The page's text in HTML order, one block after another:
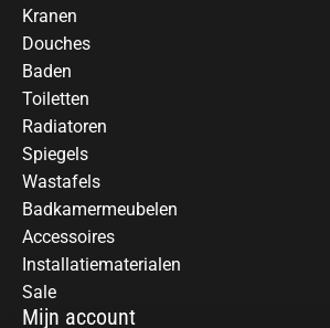
Kranen
Douches
Baden
Toiletten
Radiatoren
Spiegels
Wastafels
Badkamermeubelen
Accessoires
Installatiematerialen
Sale
Mijn account